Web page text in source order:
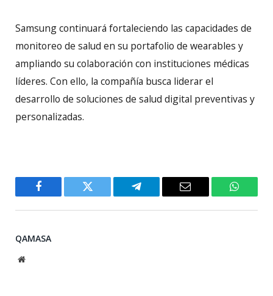
Samsung continuará fortaleciendo las capacidades de
monitoreo de salud en su portafolio de wearables y
ampliando su colaboración con instituciones médicas
líderes. Con ello, la compañía busca liderar el
desarrollo de soluciones de salud digital preventivas y
personalizadas.
Facebook Twitter Telegram Email
QAMASA
Website